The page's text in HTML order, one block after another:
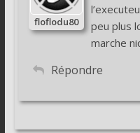
floflodu80
peu plus
marche
Répondre